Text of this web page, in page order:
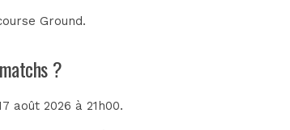
Ground.
?
août 2026 à 21h00.